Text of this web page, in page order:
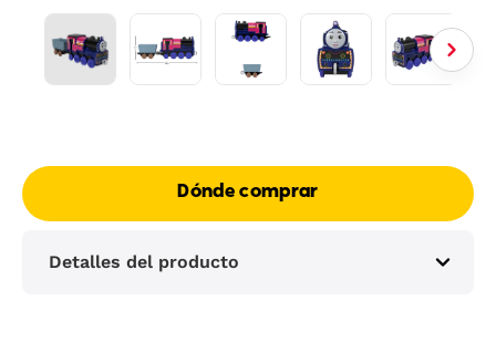
Dónde comprar
Detalles del producto